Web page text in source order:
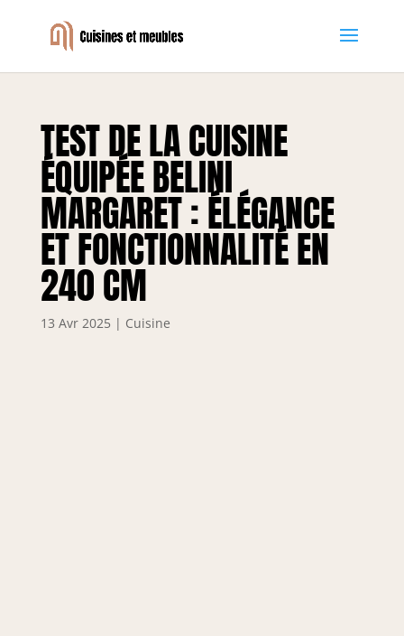
TEST DE LA CUISINE
ÉQUIPÉE BELINI
MARGARET : ÉLÉGANCE
ET FONCTIONNALITÉ EN
240 CM
13 Avr 2025 | Cuisine